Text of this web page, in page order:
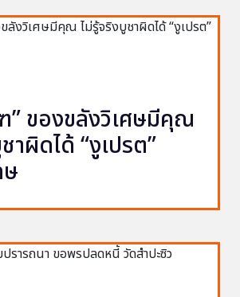
” ของขลังวิเศษมีคุณ
าผิดได้ “งูเปรต”